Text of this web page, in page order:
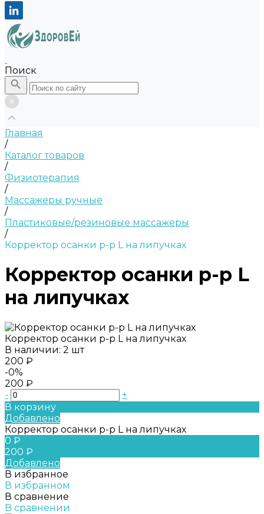
Поиск
Главная
/
Каталог товаров
/
Физиотерапия
/
Массажеры ручные
/
Пластиковые/резиновые массажеры
/
Корректор осанки р-р L на липучках
Корректор осанки р-р L
на липучках
Корректор осанки р-р L на липучках
В наличии: 2 шт
200 ₽
-0%
200 ₽
-
+
В корзину
Добавлено
Корректор осанки р-р L на липучках
0 ₽
200 ₽
Добавлено
В избранное
В избранном
В сравнение
В сравнении